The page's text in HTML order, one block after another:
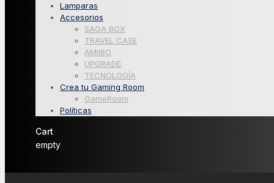
Lamparas
Accesorios
SAGA BOX
TRAVEL CASE
AMIIBO
UPGRADE
TECNOLOGÍA
Crea tu Gaming Room
GameRoom
Políticas
Cart
empty